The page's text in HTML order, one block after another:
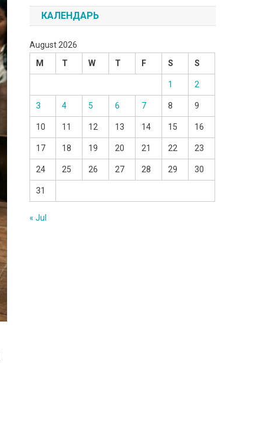
КАЛЕНДАРЬ
August 2026
M
T W T F S S
1 2
3 4 5 6 7 8 9
10 11 12 13 14 15 16
17 18 19 20 21 22 23
24 25 26 27 28 29 30
31
« Jul